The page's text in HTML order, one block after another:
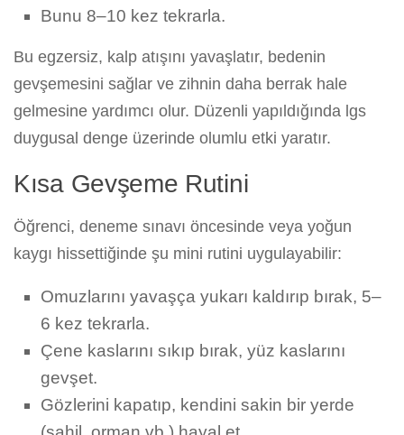
Bunu 8–10 kez tekrarla.
Bu egzersiz, kalp atışını yavaşlatır, bedenin
gevşemesini sağlar ve zihnin daha berrak hale
gelmesine yardımcı olur. Düzenli yapıldığında lgs
duygusal denge üzerinde olumlu etki yaratır.
Kısa Gevşeme Rutini
Öğrenci, deneme sınavı öncesinde veya yoğun
kaygı hissettiğinde şu mini rutini uygulayabilir:
Omuzlarını yavaşça yukarı kaldırıp bırak, 5–
6 kez tekrarla.
Çene kaslarını sıkıp bırak, yüz kaslarını
gevşet.
Gözlerini kapatıp, kendini sakin bir yerde